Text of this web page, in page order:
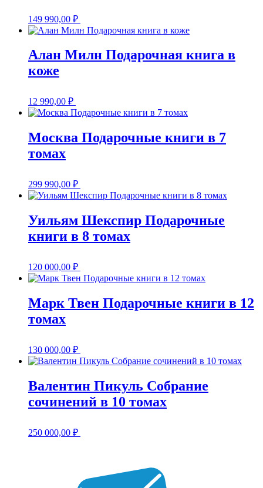
149 990,00 ₽
Алан Милн Подарочная книга в
коже
12 990,00 ₽
Москва Подарочные книги в 7
томах
299 990,00 ₽
Уильям Шекспир Подарочные
книги в 8 томах
120 000,00 ₽
Марк Твен Подарочные книги в 12
томах
130 000,00 ₽
Валентин Пикуль Собрание
сочинений в 10 томах
250 000,00 ₽